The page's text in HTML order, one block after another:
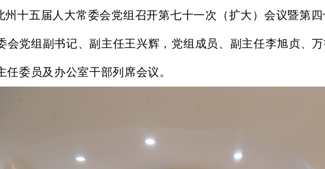
五届人大常委会党组召开第七十一次（扩大）会议暨第四
会党组副书记、副主任王兴辉，党组成员、副主任李旭贞、
委员及办公室干部列席会议。